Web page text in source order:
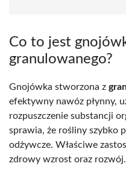
Co to jest
granulowanego?
Gnojówka stworzona z
efektywny nawóz płynny,
rozpuszczenie substancji
sprawia, że rośliny szybko
odżywcze. Właściwe
zdrowy wzrost oraz rozwój.